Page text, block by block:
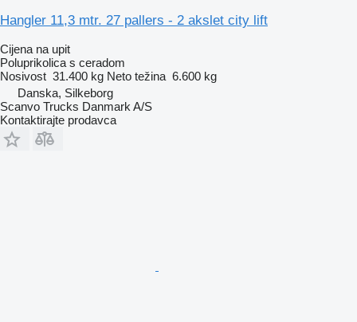
Hangler 11,3 mtr. 27 pallers - 2 akslet city lift
Cijena na upit
Poluprikolica s ceradom
Nosivost 31.400 kg Neto težina 6.600 kg
Danska, Silkeborg
Scanvo Trucks Danmark A/S
Kontaktirajte prodavca